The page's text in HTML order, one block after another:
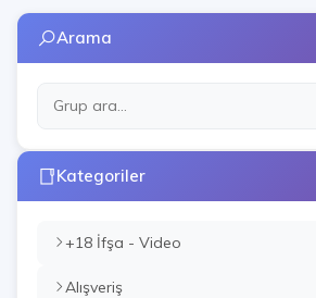
Arama
Kategoriler
+18 İfşa - Video
Alışveriş